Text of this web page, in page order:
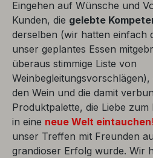
Eingehen auf Wünsche und
Kunden, die gelebte
derselben (wir hatten einfach
unser geplantes Essen
überaus stimmige Liste von
den Wein und die damit
Produktpalette, die Liebe
in eine neue Welt
unser Treffen mit Freunden
grandioser Erfolg wurde. Wir